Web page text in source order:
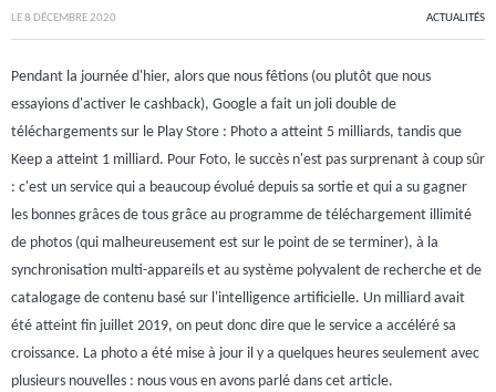
LE8 DÉCEMBRE 2020 ACTUALITÉS
Pendant la journée d'hier, alors que nous fêtions (ou plutôt que nous
essayions d'activer le cashback), Google a fait un joli double de
téléchargements sur le Play Store : Photo a atteint 5 milliards, tandis que
Keep a atteint 1 milliard. Pour Foto, le succès n'est pas surprenant à coup sûr
: c'est un service qui a beaucoup évolué depuis sa sortie et qui a su gagner
les bonnes grâces de tous grâce au programme de téléchargement illimité
de photos (qui malheureusement est sur le point de se terminer), à la
synchronisation multi-appareils et au système polyvalent de recherche et de
catalogage de contenu basé sur l'intelligence artificielle. Un milliard avait
été atteint fin juillet 2019, on peut donc dire que le service a accéléré sa
croissance. La photo a été mise à jour il y a quelques heures seulement avec
plusieurs nouvelles : nous vous en avons parlé dans cet article.